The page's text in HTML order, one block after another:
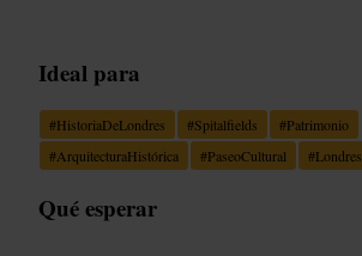
Ideal para
#HistoriaDeLondres #Spitalfields #Patrimonio
#ArquitecturaHistórica #PaseoCultural #
Qué esperar